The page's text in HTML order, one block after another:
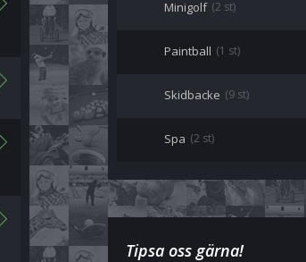
Minigolf (2 st)
Paintball (1 st)
Skidbacke (9 st)
Spa (2 st)
Tipsa oss gärna!